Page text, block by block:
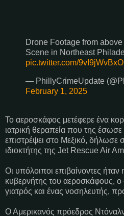
Drone Footage from
Scene in Northeast
pic.twitter.com/9vI9jWvBxO
— PhillyCrimeUpdate
February 1, 2025
Το αεροσκάφος μετέφερε ένα
ιατρική θεραπεία που της
επιστρέψει στο Μεξικό, δήλωσε
ιδιοκτήτης της Jet Rescue Air
Οι υπόλοιποι επιβαίνοντες ήταν
κυβερνήτης του αεροσκάφους, ο
γιατρός και ένας νοσηλευτής,
Ο Αμερικανός πρόεδρος